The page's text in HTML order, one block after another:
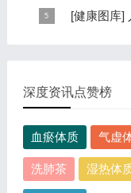
个倒置在子宫内的
规律是，与面颊相
手掌发黄，一般
[健康图库]
深度资讯点赞榜
血瘀体质 气虚
洗肺茶 湿热体